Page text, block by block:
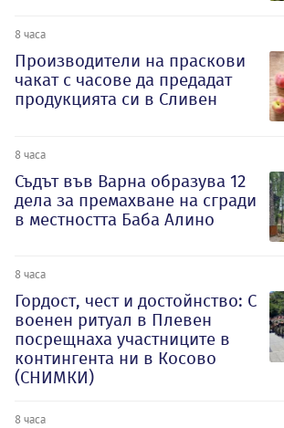
8 часа
Производители на праскови
чакат с часове да предадат
продукцията си в Сливен
8 часа
Съдът във Варна образува 12
дела за премахване на сгради
в местността Баба Алино
8 часа
Гордост, чест и достойнство: С
военен ритуал в Плевен
посрещнаха участниците в
контингента ни в Косово
(СНИМКИ)
8 часа